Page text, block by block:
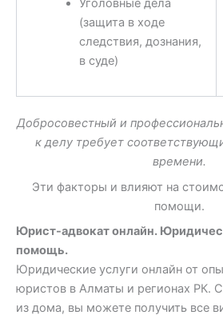
Уголовные дела
(защита в ходе
следствия, дознания,
в суде)
Добросовестный и
к делу требует
времени.
Эти факторы и влияют на
помощи.
Юрист-адвокат онлайн.
помощь.
Юридические услуги онлайн от
юристов в Алматы и регионах РК.
из дома, вы можете получить все